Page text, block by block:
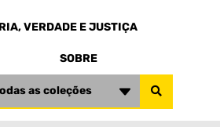
VERDADE E JUSTIÇA
SOBRE
as coleções